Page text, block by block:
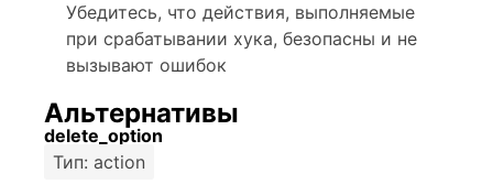
Убедитесь, что действия, выполняемые
при срабатывании хука, безопасны и не
вызывают ошибок
Альтернативы
delete_option
Тип: action